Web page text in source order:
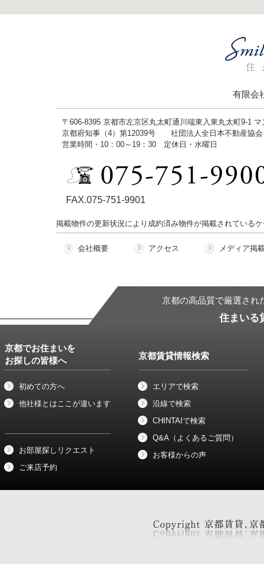
有限会
〒606-8395 京都市左京区丸太町通川端東入東丸太町9-1
京都府知事（4）第12039号 社団法人全日本不動産協会
営業時間・10：00～19：30 定休日・水曜日
FAX.075-751-9901
掲載物件の更新状況により成約済み物件が掲載されている
会社概要 アクセス メディア掲
住まいる
京都の高品質で厳選され
京都でお住まいを
お探しの皆様へ
初めての方へ
他社様とはここが違います
お部屋探しリクエスト
ご来店予約
京都賃貸情報検索
エリアで検索
沿線で検索
CHINTAIで検索
Q&A（よくあるご質問）
お客様からの声